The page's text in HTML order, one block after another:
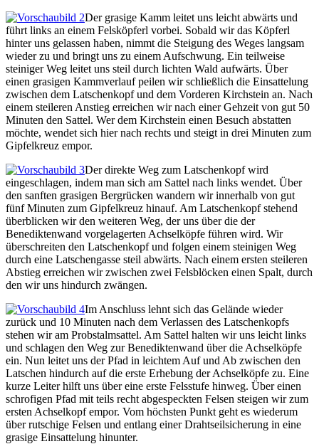
Der grasige Kamm leitet uns leicht abwärts und
führt links an einem Felsköpferl vorbei. Sobald wir das Köpferl
hinter uns gelassen haben, nimmt die Steigung des Weges langsam
wieder zu und bringt uns zu einem Aufschwung. Ein teilweise
steiniger Weg leitet uns steil durch lichten Wald aufwärts. Über
einen grasigen Kammverlauf peilen wir schließlich die Einsattelung
zwischen dem Latschenkopf und dem Vorderen Kirchstein an. Nach
einem steileren Anstieg erreichen wir nach einer Gehzeit von gut 50
Minuten den Sattel. Wer dem Kirchstein einen Besuch abstatten
möchte, wendet sich hier nach rechts und steigt in drei Minuten zum
Gipfelkreuz empor.
Der direkte Weg zum Latschenkopf wird
eingeschlagen, indem man sich am Sattel nach links wendet. Über
den sanften grasigen Bergrücken wandern wir innerhalb von gut
fünf Minuten zum Gipfelkreuz hinauf. Am Latschenkopf stehend
überblicken wir den weiteren Weg, der uns über die der
Benediktenwand vorgelagerten Achselköpfe führen wird. Wir
überschreiten den Latschenkopf und folgen einem steinigen Weg
durch eine Latschengasse steil abwärts. Nach einem ersten steileren
Abstieg erreichen wir zwischen zwei Felsblöcken einen Spalt, durch
den wir uns hindurch zwängen.
Im Anschluss lehnt sich das Gelände wieder
zurück und 10 Minuten nach dem Verlassen des Latschenkopfs
stehen wir am Probstalmsattel. Am Sattel halten wir uns leicht links
und schlagen den Weg zur Benediktenwand über die Achselköpfe
ein. Nun leitet uns der Pfad in leichtem Auf und Ab zwischen den
Latschen hindurch auf die erste Erhebung der Achselköpfe zu. Eine
kurze Leiter hilft uns über eine erste Felsstufe hinweg. Über einen
schrofigen Pfad mit teils recht abgespeckten Felsen steigen wir zum
ersten Achselkopf empor. Vom höchsten Punkt geht es wiederum
über rutschige Felsen und entlang einer Drahtseilsicherung in eine
grasige Einsattelung hinunter.